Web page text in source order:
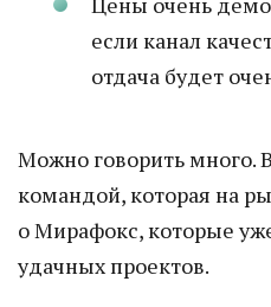
если канал
отдача будет
Можно говорить много.
командой, которая на
о Мирафокс, которые
удачных проектов.